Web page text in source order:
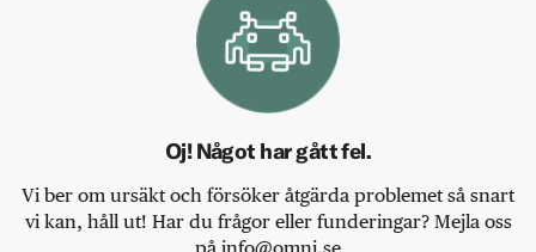
Oj! Något har gått fel.
Vi ber om ursäkt och försöker åtgärda problemet så snart
vi kan, håll ut! Har du frågor eller funderingar? Mejla oss